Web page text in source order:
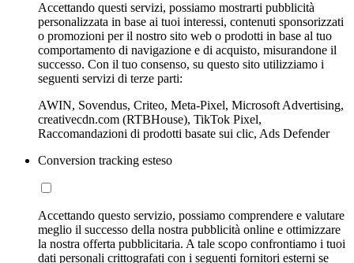
Accettando questi servizi, possiamo mostrarti pubblicità
personalizzata in base ai tuoi interessi, contenuti sponsorizzati
o promozioni per il nostro sito web o prodotti in base al tuo
comportamento di navigazione e di acquisto, misurandone il
successo. Con il tuo consenso, su questo sito utilizziamo i
seguenti servizi di terze parti:
AWIN, Sovendus, Criteo, Meta-Pixel, Microsoft Advertising,
creativecdn.com (RTBHouse), TikTok Pixel,
Raccomandazioni di prodotti basate sui clic, Ads Defender
Conversion tracking esteso
Accettando questo servizio, possiamo comprendere e valutare
meglio il successo della nostra pubblicità online e ottimizzare
la nostra offerta pubblicitaria. A tale scopo confrontiamo i tuoi
dati personali crittografati con i seguenti fornitori esterni se